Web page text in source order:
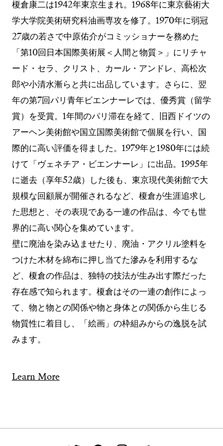
榎倉康二は1942年東京生まれ。1968年に東京藝術大
学大学院美術研究科油画専攻を修了。1970年に弱冠
27歳の若さで中原佑介がコミッショナーを務めた
「第10回日本国際美術展＜人間と物質＞」にリチャ
ード・セラ、クリスト、カール・アンドレ、高松次
郎や小清水漸らと共に出品しています。さらに、翌
年の第7回パリ青年ビエンナーレでは、優秀賞（留学
賞）を受賞。1年間のパリ滞在を経て、旧西ドイツの
アーヘン美術館や国立国際美術館で個展を行い、国
際的に高い評価を得ました。1979年と1980年には続
けて「ヴェネチア・ビエンナーレ」に出品。1995年
に逝去（享年52歳）した後も、東京現代美術館で大
規模な回顧展が開催されるなど、榎倉が生涯追求し
た思想と、その表現である一連の作品は、今でも世
界的に高い関心を集めています。
壁に廃油を染み込ませたり、廃油・アクリル塗料を
つけた木材を綿布に押し当てた滲みを利用するな
ど、榎倉の作品は、独特の技法が生み出す際だった
存在感で知られます。榎倉はその一連の創作によっ
て、物と物との関係や物と身体との関係から生じる
物質性に着目し、「絵画」の枠組みからの逸脱を試
みます。
Learn More